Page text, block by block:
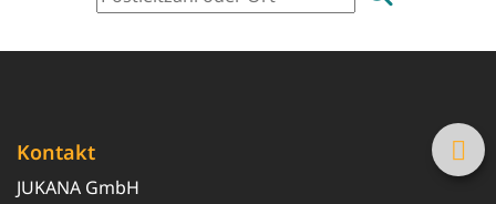
Kontakt
JUKANA GmbH